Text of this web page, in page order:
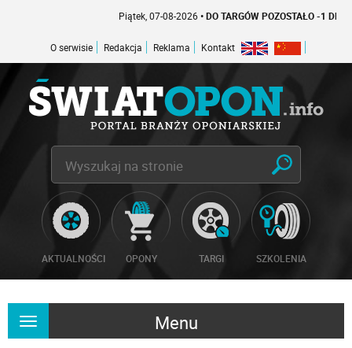
Piątek, 07-08-2026• DO TARGÓW POZOSTAŁO -1 DNI
O serwisie Redakcja Reklama Kontakt
AKTUALNOŚCI OPONY TARGI SZKOLENIA
Menu
Rozwiń